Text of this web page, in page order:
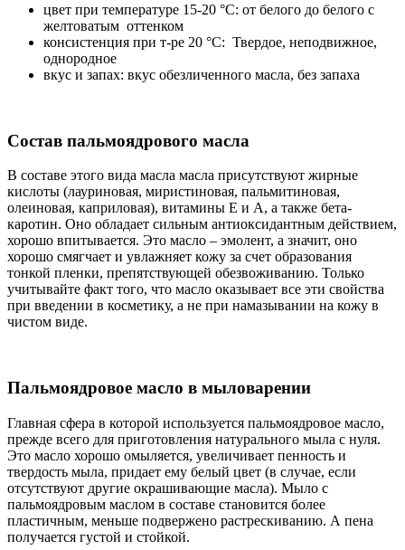
цвет при температуре 15-20 °С: от белого до белого с
желтоватым оттенком
консистенция при т-ре 20 °С: Твердое, неподвижное,
однородное
вкус и запах: вкус обезличенного масла, без запаха
Состав пальмоядрового масла
В составе этого вида масла масла присутствуют жирные
кислоты (лауриновая, миристиновая, пальмитиновая,
олеиновая, каприловая), витамины Е и А, а также бета-
каротин. Оно обладает сильным антиоксидантным действием,
хорошо впитывается. Это масло – эмолент, а значит, оно
хорошо смягчает и увлажняет кожу за счет образования
тонкой пленки, препятствующей обезвоживанию. Только
учитывайте факт того, что масло оказывает все эти свойства
при введении в косметику, а не при намазывании на кожу в
чистом виде.
Пальмоядровое масло в мыловарении
Главная сфера в которой используется пальмоядровое масло,
прежде всего для приготовления натурального мыла с нуля.
Это масло хорошо омыляется, увеличивает пенность и
твердость мыла, придает ему белый цвет (в случае, если
отсутствуют другие окрашивающие масла). Мыло с
пальмоядровым маслом в составе становится более
пластичным, меньше подвержено растрескиванию. А пена
получается густой и стойкой.